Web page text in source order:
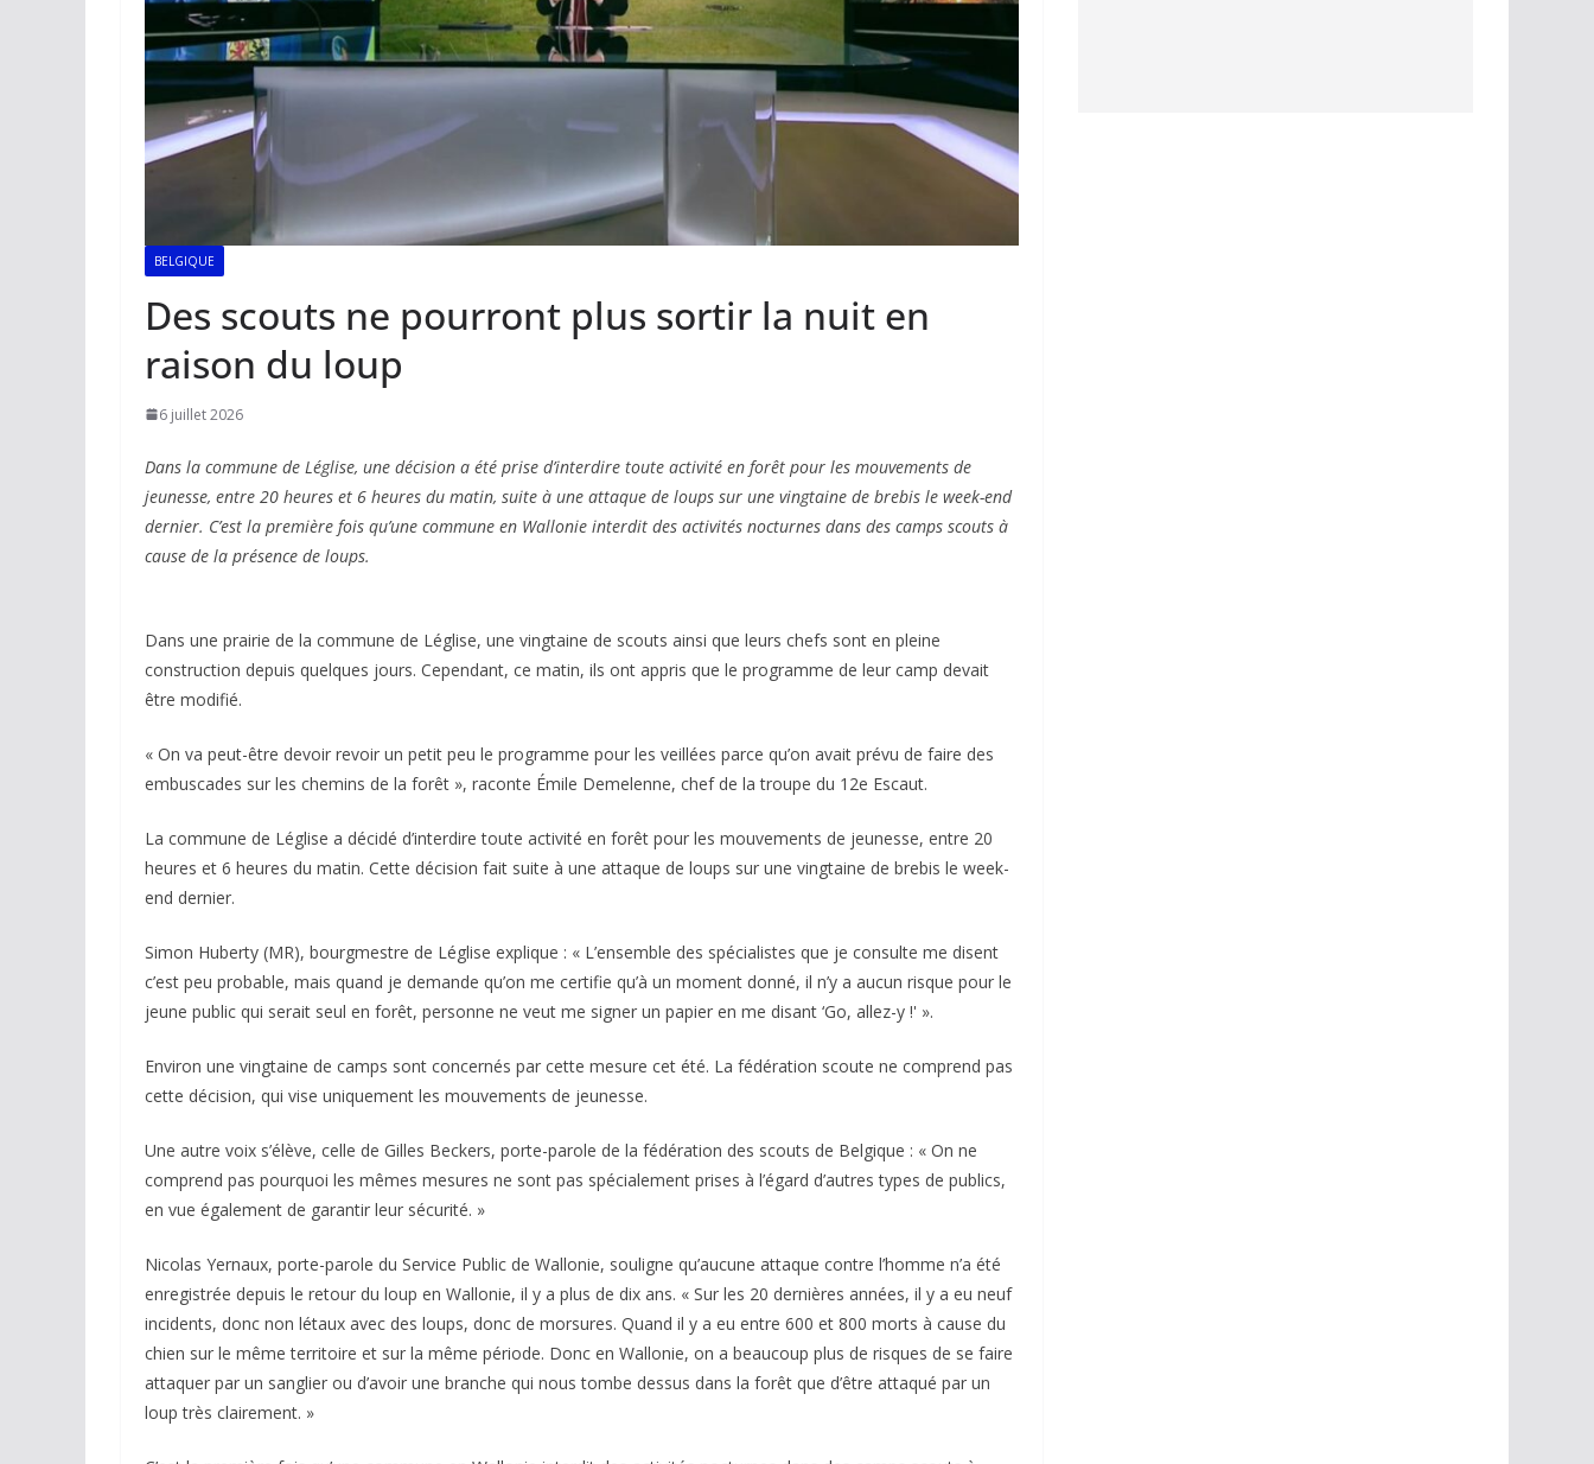
BELGIQUE
Des scouts ne pourront plus sortir la nuit en
raison du loup
6 juillet 2026
Dans la commune de Léglise, une décision a été prise d’interdire toute activité en forêt pour les mouvements de
jeunesse, entre 20 heures et 6 heures du matin, suite à une attaque de loups sur une vingtaine de brebis le week-end
dernier. C’est la première fois qu’une commune en Wallonie interdit des activités nocturnes dans des camps scouts à
cause de la présence de loups.
Dans une prairie de la commune de Léglise, une vingtaine de scouts ainsi que leurs chefs sont en pleine
construction depuis quelques jours. Cependant, ce matin, ils ont appris que le programme de leur camp devait
être modifié.
« On va peut-être devoir revoir un petit peu le programme pour les veillées parce qu’on avait prévu de faire des
embuscades sur les chemins de la forêt », raconte Émile Demelenne, chef de la troupe du 12e Escaut.
La commune de Léglise a décidé d’interdire toute activité en forêt pour les mouvements de jeunesse, entre 20
heures et 6 heures du matin. Cette décision fait suite à une attaque de loups sur une vingtaine de brebis le week-
end dernier.
Simon Huberty (MR), bourgmestre de Léglise explique : « L’ensemble des spécialistes que je consulte me disent
c’est peu probable, mais quand je demande qu’on me certifie qu’à un moment donné, il n’y a aucun risque pour le
jeune public qui serait seul en forêt, personne ne veut me signer un papier en me disant ‘Go, allez-y !' ».
Environ une vingtaine de camps sont concernés par cette mesure cet été. La fédération scoute ne comprend pas
cette décision, qui vise uniquement les mouvements de jeunesse.
Une autre voix s’élève, celle de Gilles Beckers, porte-parole de la fédération des scouts de Belgique : « On ne
comprend pas pourquoi les mêmes mesures ne sont pas spécialement prises à l’égard d’autres types de publics,
en vue également de garantir leur sécurité. »
Nicolas Yernaux, porte-parole du Service Public de Wallonie, souligne qu’aucune attaque contre l’homme n’a été
enregistrée depuis le retour du loup en Wallonie, il y a plus de dix ans. « Sur les 20 dernières années, il y a eu neuf
incidents, donc non létaux avec des loups, donc de morsures. Quand il y a eu entre 600 et 800 morts à cause du
chien sur le même territoire et sur la même période. Donc en Wallonie, on a beaucoup plus de risques de se faire
attaquer par un sanglier ou d’avoir une branche qui nous tombe dessus dans la forêt que d’être attaqué par un
loup très clairement. »